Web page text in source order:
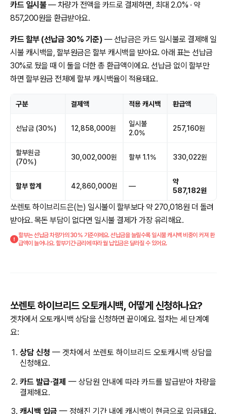
카드 일시불— 차량가 전액을 카드로 결제하면, 최대 2.0% · 약
857,200원을 환급받아요.
카드 할부 (선납금 30% 기준) — 선납금은 카드 일시불로 결제해 일
시불 캐시백을, 할부원금은 할부 캐시백을 받아요. 아래 표는 선납금
30%로 뒀을 때 이 둘을 더한 총 환급액이에요. 선납금 없이 할부만
하면 할부원금 전체에 할부 캐시백율이 적용돼요.
구분 결제액 적용 캐시백 환급액
선납금 (30%) 12,858,000원
일시불
2.0%
257,160원
할부원금
(70%)
30,002,000원 할부 1.1% 330,022원
할부 합계 42,860,000원 —
약
587,182원
쏘렌토 하이브리드은(는) 일시불이 할부보다 약 270,018원 더 돌려
받아요. 목돈 부담이 없다면 일시불 결제가 가장 유리해요.
할부는 선납금 차량가의 30% 기준이에요. 선납금을 늘릴수록 일시불 캐시백 비중이 커져 환
급액이 늘어나요. 할부기간·금리에 따라 월 납입금은 달라질 수 있어요.
쏘렌토 하이브리드 오토캐시백, 어떻게 신청하나요?
겟차에서 오토캐시백 상담을 신청하면 끝이에요. 절차는 세 단계예
요:
상담 신청 — 겟차에서 쏘렌토 하이브리드 오토캐시백 상담을
신청해요.
카드 발급·결제 — 상담원 안내에 따라 카드를 발급받아 차량을
결제해요.
캐시백 입금 — 정해진 기간 내에 캐시백이 현금으로 입금돼요.